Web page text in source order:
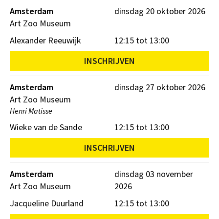
Amsterdam
Art Zoo Museum
dinsdag 20 oktober 2026
12:15 tot 13:00
Alexander Reeuwijk
INSCHRIJVEN
Amsterdam
Art Zoo Museum
Henri Matisse
dinsdag 27 oktober 2026
12:15 tot 13:00
Wieke van de Sande
INSCHRIJVEN
Amsterdam
Art Zoo Museum
dinsdag 03 november
2026
12:15 tot 13:00
Jacqueline Duurland